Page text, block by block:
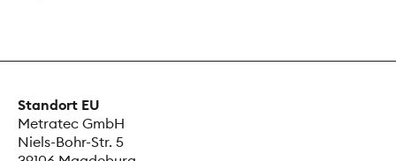
Standort EU
Metratec GmbH
Niels-Bohr-Str. 5